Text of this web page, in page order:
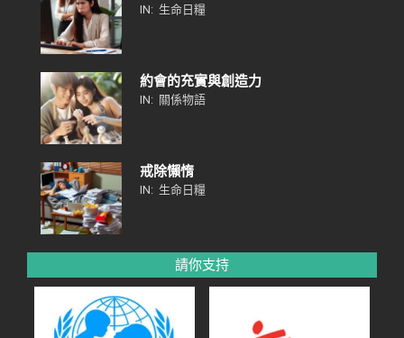
IN: 生命日糧
約會的充實與創造力
IN: 關係物語
戒除懶惰
IN: 生命日糧
請你支持